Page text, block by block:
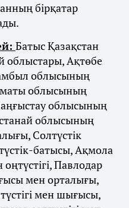
бірқатар
Батыс Қазақстан
облыстары, Ақтөбе
облысының
облысының
облысының
облысының
Солтүстік
батысы, Ақмола
Павлодар
мен орталығы,
мен шығысы,